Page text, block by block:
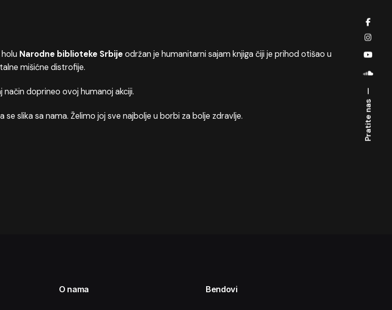
Pratite nas
holu Narodne biblioteke Srbijeodržan je humanitarni sajam knjiga čiji je prihod otišao u
mišićne distrofije.
doprineo ovoj humanoj akciji.
slika sa nama. Želimo joj sve najbolje u borbi za bolje zdravlje.
O nama Bendovi